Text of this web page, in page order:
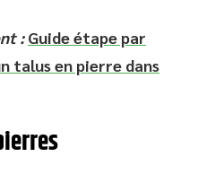
: Guide étape par
talus en pierre dans